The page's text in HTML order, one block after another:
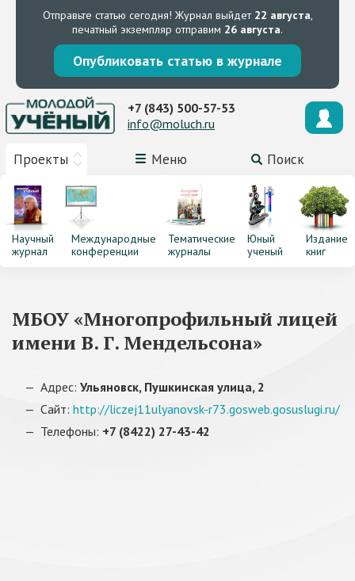
Отправьте статью сегодня! Журнал выйдет 22 августа,
печатный экземпляр отправим 26 августа.
Опубликовать статью в журнале
Проекты Меню Поиск
+7 (843) 500-57-53
info@moluch.ru
Научный
журнал
Международные
конференции
Тематические
журналы
Юный
ученый
Издание
книг
МБОУ «Многопрофильный лицей
имени В. Г. Мендельсона»
Адрес: Ульяновск, Пушкинская улица, 2
Сайт: http://liczej11ulyanovsk-r73.gosweb.gosuslugi.ru/
Телефоны: +7 (8422) 27-43-42